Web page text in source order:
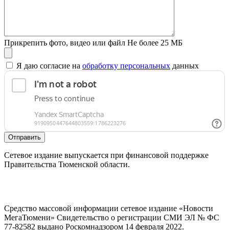
Прикрепить фото, видео или файл Не более 25 МБ
Я даю согласие на обработку персональных данных
Отправить
Сетевое издание выпускается при финансовой поддержке
Правительства Тюменской области.
Средство массовой информации сетевое издание «Новости
МегаТюмени» Свидетельство о регистрации СМИ ЭЛ № ФС
77-82582 выдано Роскомнадзором 14 февраля 2022.